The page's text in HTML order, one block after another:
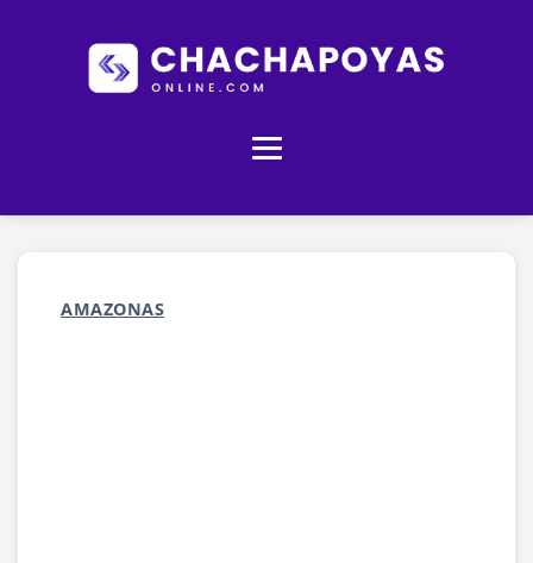
AMAZONAS